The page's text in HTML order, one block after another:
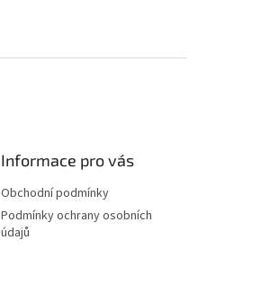
Informace pro vás
Obchodní podmínky
Podmínky ochrany osobních
údajů